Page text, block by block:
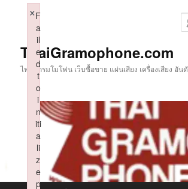
ThaiGramophone.com
ไทยแกรมโมโฟน เว็บซื้อขาย แผ่นเสียง เครื่องเสียง อัน
F
a
il
e
d
t
o
i
n
iti
a
li
z
e
p
×